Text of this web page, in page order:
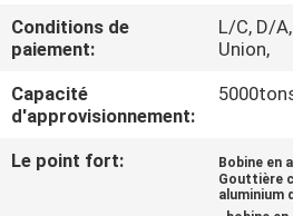
CONTACTEZ-
NOUS
NOUVELLES
Conditions de
paiement:
L/C, D/
Union,
Capacité
d'approvisionnement:
Le point fort: Bobine en
Gouttière
aluminium